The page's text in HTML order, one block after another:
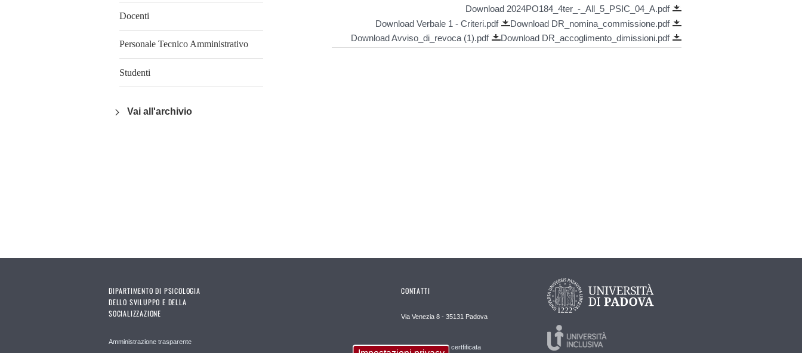
Docenti
Personale Tecnico Amministrativo
Studenti
Vai all'archivio
Download 2024PO184_4ter_-_All_5_PSIC_04_A.pdf
Download DR_nomina_commissione.pdf
Download Verbale 1 - Criteri.pdf
Download DR_accoglimento_dimissioni.pdf
Download Avviso_di_revoca (1).pdf
DIPARTIMENTO DI PSICOLOGIA
DELLO SVILUPPO E DELLA
SOCIALIZZAZIONE
Amministrazione trasparente
CONTATTI
Via Venezia 8 - 35131 Padova
Posta elettronica certfificata